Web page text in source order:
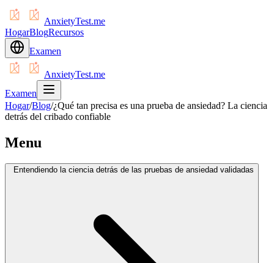
AnxietyTest.me
HogarBlogRecursos
Examen
AnxietyTest.me
Examen
Hogar/Blog/¿Qué tan precisa es una prueba de ansiedad? La ciencia
detrás del cribado confiable
Menu
Entendiendo la ciencia detrás de las pruebas de ansiedad validadas